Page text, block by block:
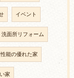
イベント
洗面所リフォーム
性能の優れた家
家